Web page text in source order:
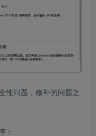
性问题，修补的问题之
：